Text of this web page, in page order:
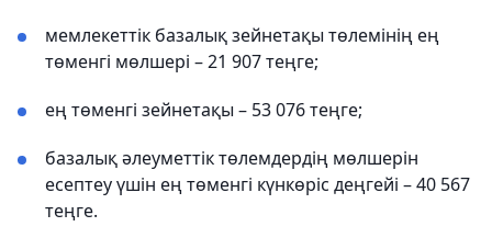
мемлекеттік базалық зейнетақы төлемінің ең
төменгі мөлшері – 21 907 теңге;
ең төменгі зейнетақы – 53 076 теңге;
базалық әлеуметтік төлемдердің мөлшерін
есептеу үшін ең төменгі күнкөріс деңгейі – 40 567
теңге.